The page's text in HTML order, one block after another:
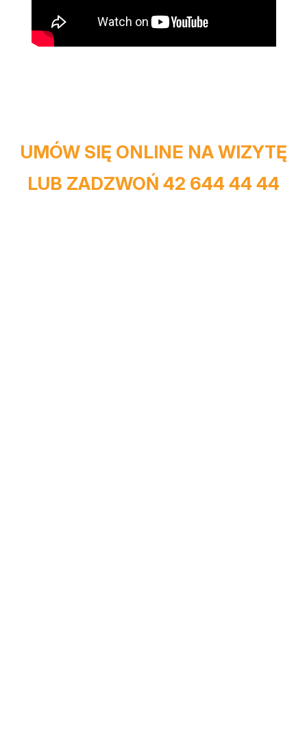
UMÓW SIĘ ONLINE NA WIZYTĘ
LUB ZADZWOŃ 42 644 44 44